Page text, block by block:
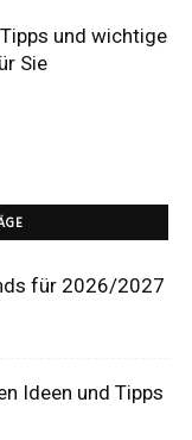
und wichtige
Sie
für 2026/2027
Ideen und Tipps